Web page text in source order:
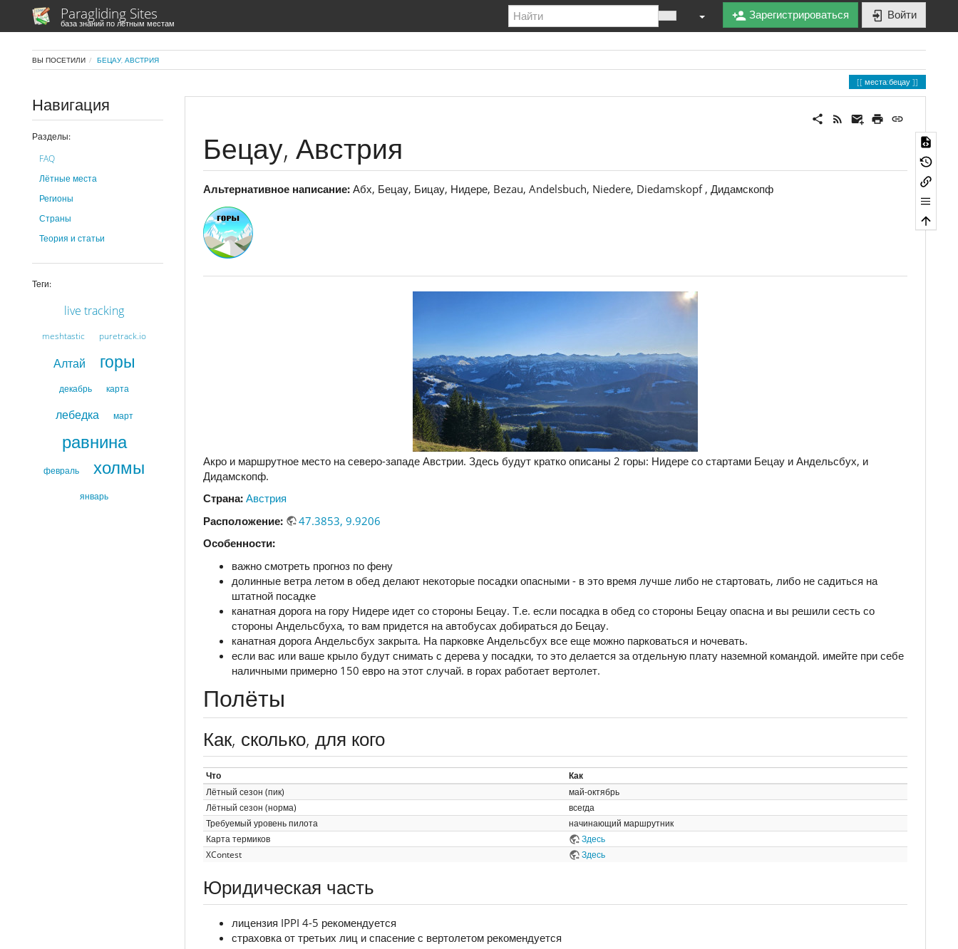
Paragliding Sites
база знаний по лётным местам
Зарегистрироваться Войти
ВЫ ПОСЕТИЛИ БЕЦАУ, АВСТРИЯ
места:бецау
Навигация
Разделы:
FAQ
Лётные места
Регионы
Страны
Теория и статьи
Теги:
live tracking
meshtastic puretrack.io
Алтай горы
декабрь карта
лебедка март
равнина
февраль холмы
январь
Бецау, Австрия
Альтернативное написание: Абх, Бецау, Бицау, Нидере, Bezau, Andelsbuch, Niedere, Diedamskopf , Дидамскопф
Акро и маршрутное место на северо-западе Австрии. Здесь будут кратко описаны 2 горы: Нидере со стартами Бецау и Андельсбух, и
Дидамскопф.
Страна: Австрия
Расположение:
47.3853, 9.9206
Особенности:
важно смотреть прогноз по фену
долинные ветра летом в обед делают некоторые посадки опасными - в это время лучше либо не стартовать, либо не садиться на
штатной посадке
канатная дорога на гору Нидере идет со стороны Бецау. Т.е. если посадка в обед со стороны Бецау опасна и вы решили сесть со
стороны Андельсбуха, то вам придется на автобусах добираться до Бецау.
канатная дорога Андельсбух закрыта. На парковке Андельсбух все еще можно парковаться и ночевать.
если вас или ваше крыло будут снимать с дерева у посадки, то это делается за отдельную плату наземной командой. имейте при себе
наличными примерно 150 евро на этот случай. в горах работает вертолет.
Полёты
Как, сколько, для кого
Что
Как
Лётный сезон (пик)
май-октябрь
Лётный сезон (норма)
всегда
Требуемый уровень пилота
начинающий маршрутник
Карта термиков
Здесь
XContest
Здесь
Юридическая часть
лицензия IPPI 4-5 рекомендуется
страховка от третьих лиц и спасение с вертолетом рекомендуется